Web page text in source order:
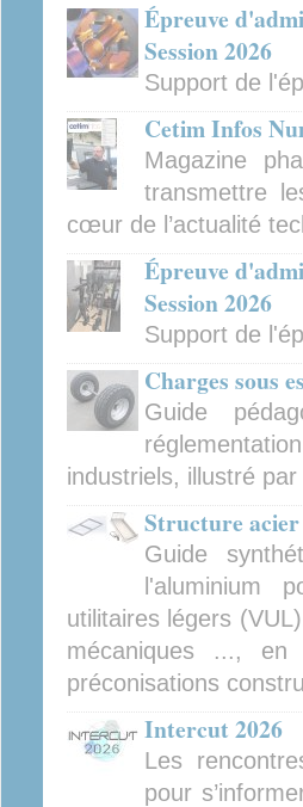
Épreuve
Session 2026
Support de
Cetim Infos
Magazine
transmettre
cœur de l’actualité
Épreuve
Session 2026
Support de
Charges sous
Guide
industriels, illustré
Structure
Guide
l'aluminium
utilitaires légers
mécaniques ...,
préconisations
Intercut 2026
Les
pour